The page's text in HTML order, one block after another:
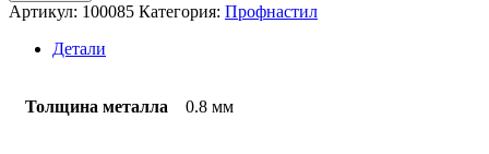
Артикул: 100085 Категория: Профнастил
Детали
Толщина металла 0.8 мм